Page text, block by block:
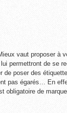
vaut proposer à
permettront de se
poser des
pas égarés… En
obligatoire de